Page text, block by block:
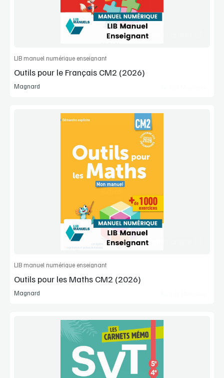
Commander l'article
LIB manuel numérique enseignant
Outils pour le Français CM2 (2026)
Magnard
Voir la démo
Extrait
Commander l'article
LIB manuel numérique enseignant
Outils pour les Maths CM2 (2026)
Magnard